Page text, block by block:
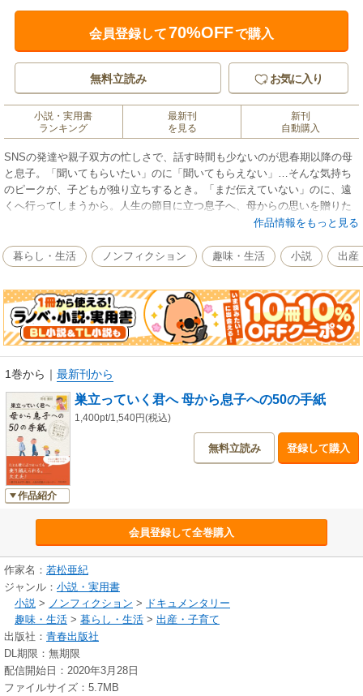
会員登録して70%OFFで購入
無料立読み お気に入り
小説・実用書
ランキング
最新刊
を見る
新刊
自動購入
SNSの発達や親子双方の忙しさで、話す時間も少ないのが思春期以降の母
と息子。「聞いてもらいたい」のに「聞いてもらえない」…そんな気持ち
のピークが、子どもが独り立ちするとき。「まだ伝えていない」のに、遠
くへ行ってしまうから。人生の節目に立つ息子へ、母からの思いを贈りた
い…そんな親御さんへ。自分も「こんなことを伝えておきたいな」と思え
作品情報をもっと見る
暮らし・生活 ノンフィクション 趣味・生活 小説 出産
1巻から ｜ 最新刊から
作品紹介
巣立っていく君へ 母から息子への50の手紙
1,400pt/1,540円(税込)
無料立読み 登録して購入
会員登録して全巻購入
作家名： 若松亜紀
ジャンル： 小説・実用書
小説 > ノンフィクション > ドキュメンタリー
趣味・生活 > 暮らし・生活 > 出産・子育て
出版社： 青春出版社
DL期限：無期限
配信開始日：2020年3月28日
ファイルサイズ：5.7MB